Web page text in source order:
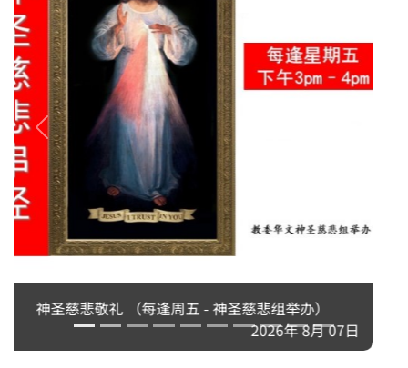
2026年粵語退省 - 天父所愛的子女 2026年 8月 10日